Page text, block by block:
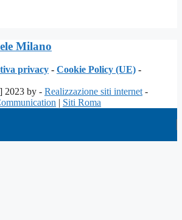
Milano
privacy - Cookie Policy (UE) -
2023 by - Realizzazione siti internet -
| Siti Roma